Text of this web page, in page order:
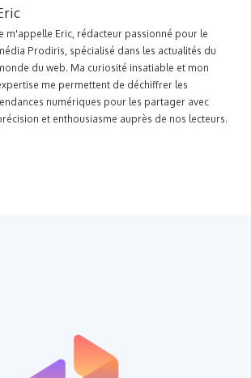
m'appelle Eric, rédacteur passionné pour le
Prodiris, spécialisé dans les actualités du
du web. Ma curiosité insatiable et mon
me permettent de déchiffrer les
numériques pour les partager avec
et enthousiasme auprès de nos lecteurs.